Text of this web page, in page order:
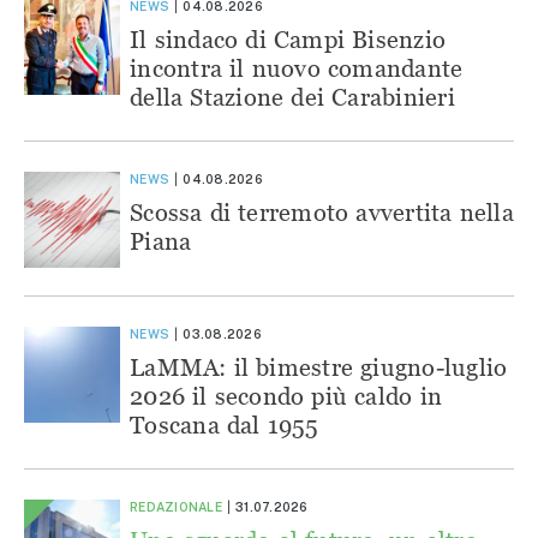
NEWS 04.08.2026
Il sindaco di Campi Bisenzio
incontra il nuovo comandante
della Stazione dei Carabinieri
NEWS 04.08.2026
Scossa di terremoto avvertita nella
Piana
NEWS 03.08.2026
LaMMA: il bimestre giugno-luglio
2026 il secondo più caldo in
Toscana dal 1955
REDAZIONALE 31.07.2026